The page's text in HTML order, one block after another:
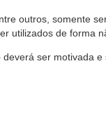
outros, somente
utilizados de forma
ser motivada